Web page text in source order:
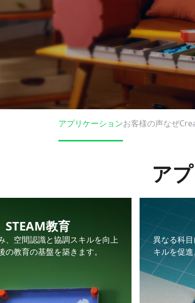
リンティングで
めのワンストップ3Dプリンティン
入
アプリケーションお客様の声なぜ
ア
STEAM教育
、空間認識と協調スキルを向上
の教育の基盤を築きます。
異なる科
キルを促